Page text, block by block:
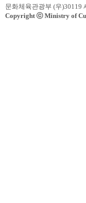
문화체육관광부 (우)30119
Copyright ⓒ Ministry of